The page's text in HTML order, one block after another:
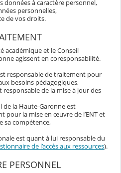
données à caractère personnel,
personnelles,
de vos droits.
académique et le Conseil
agissent en coresponsabilité.
responsable de traitement pour
besoins pédagogiques,
responsable de la mise à jour des
de la Haute-Garonne est
pour la mise en œuvre de l’ENT et
sa compétence,
est quant à lui responsable du
de l’accès aux ressources).
PERSONNEL